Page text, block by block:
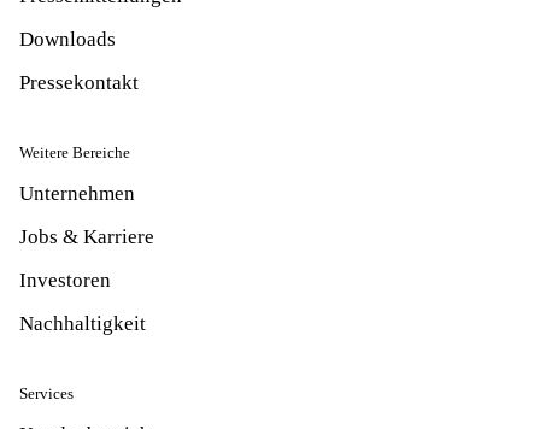
Downloads
Pressekontakt
Weitere Bereiche
Unternehmen
Jobs & Karriere
Investoren
Nachhaltigkeit
Services